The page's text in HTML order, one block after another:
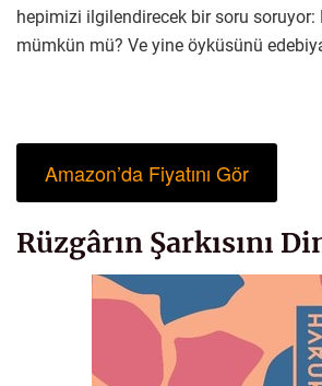
hepimizi ilgilendirecek bir soru soruyor:
mümkün mü? Ve yine öyküsünü
Amazon’da Fiyatını Gör
Rüzgârın Şarkısını